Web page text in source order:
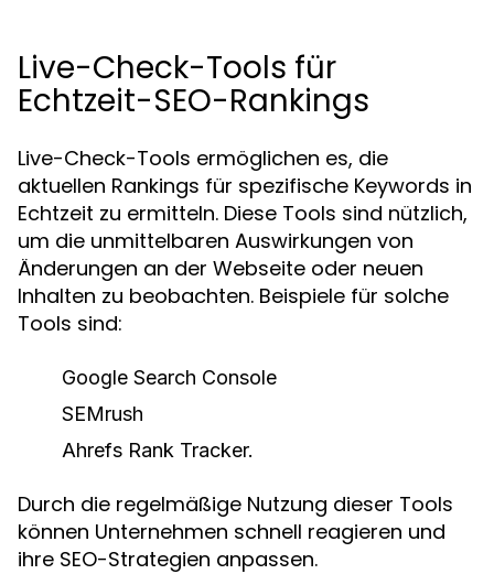
Live-Check-Tools für
Echtzeit-SEO-Rankings
Live-Check-Tools ermöglichen es, die
aktuellen Rankings für spezifische Keywords in
Echtzeit zu ermitteln. Diese Tools sind nützlich,
um die unmittelbaren Auswirkungen von
Änderungen an der Webseite oder neuen
Inhalten zu beobachten. Beispiele für solche
Tools sind:
Google Search Console
SEMrush
Ahrefs Rank Tracker.
Durch die regelmäßige Nutzung dieser Tools
können Unternehmen schnell reagieren und
ihre SEO-Strategien anpassen.